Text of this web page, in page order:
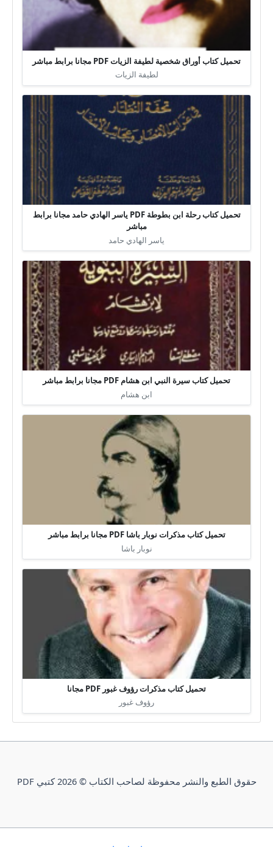
تحميل كتاب أوراق شخصية لطيفة الزيات PDF مجانا برابط مباشر
لطيفة الزيات
تحميل كتاب رحلة ابن بطوطة PDF ياسر الهادي حامد مجانا برابط
مباشر
ياسر الهادي حامد
تحميل كتاب سيرة النبي ابن هشام PDF مجانا برابط مباشر
ابن هشام
تحميل كتاب مذكرات نوبار باشا PDF مجانا برابط مباشر
نوبار باشا
تحميل كتاب مذكرات رؤوف غبور PDF مجانا
رؤوف غبور
حقوق الطبع والنشر محفوظة لصاحب الكتاب © 2026 كتبي PDF